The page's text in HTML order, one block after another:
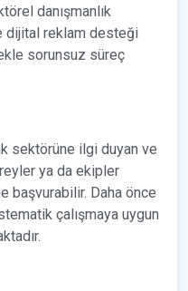
danışmanlık
dijital reklam desteği
sorunsuz süreç
sektörüne ilgi duyan ve
ya da ekipler
başvurabilir. Daha önce
çalışmaya uygun